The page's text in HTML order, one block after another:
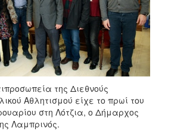
της Διεθνούς
Αθλητισμού είχε το πρωί του
στη Λότζια, ο Δήμαρχος
Λαμπρινός.